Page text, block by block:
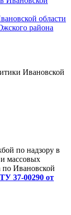
области
района
Ивановской
по надзору в
массовых
по Ивановской
37-00290 от